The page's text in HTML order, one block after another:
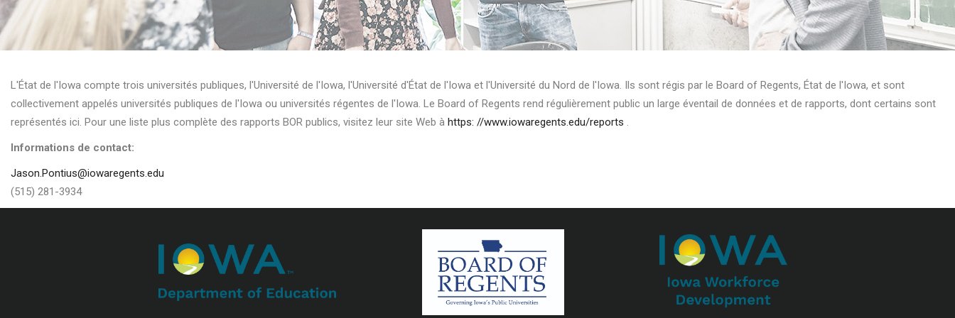
L'État de l'Iowa compte trois universités publiques, l'Université de l'Iowa, l'Université d'État de l'Iowa et l'Université du Nord de l'Iowa. Ils sont régis par le Board of Regents, État de l'Iowa, et sont
collectivement appelés universités publiques de l'Iowa ou universités régentes de l'Iowa. Le Board of Regents rend régulièrement public un large éventail de données et de rapports, dont certains sont
représentés ici. Pour une liste plus complète des rapports BOR publics, visitez leur site Web à https: //www.iowaregents.edu/reports .
Informations de contact:
Jason.Pontius@iowaregents.edu
(515) 281-3934